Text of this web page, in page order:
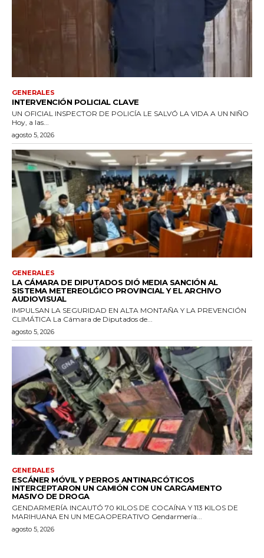
GENERALES
INTERVENCIÓN POLICIAL CLAVE
UN OFICIAL INSPECTOR DE POLICÍA LE SALVÓ LA VIDA A UN NIÑO
Hoy, a las...
agosto 5, 2026
GENERALES
LA CÁMARA DE DIPUTADOS DIÓ MEDIA SANCIÓN AL
SISTEMA METEREOLǴICO PROVINCIAL Y EL ARCHIVO
AUDIOVISUAL
IMPULSAN LA SEGURIDAD EN ALTA MONTAÑA Y LA PREVENCIÓN
CLIMÁTICA La Cámara de Diputados de...
agosto 5, 2026
GENERALES
ESCÁNER MÓVIL Y PERROS ANTINARCÓTICOS
INTERCEPTARON UN CAMIÓN CON UN CARGAMENTO
MASIVO DE DROGA
GENDARMERÍA INCAUTÓ 70 KILOS DE COCAÍNA Y 113 KILOS DE
MARIHUANA EN UN MEGAOPERATIVO Gendarmería...
agosto 5, 2026